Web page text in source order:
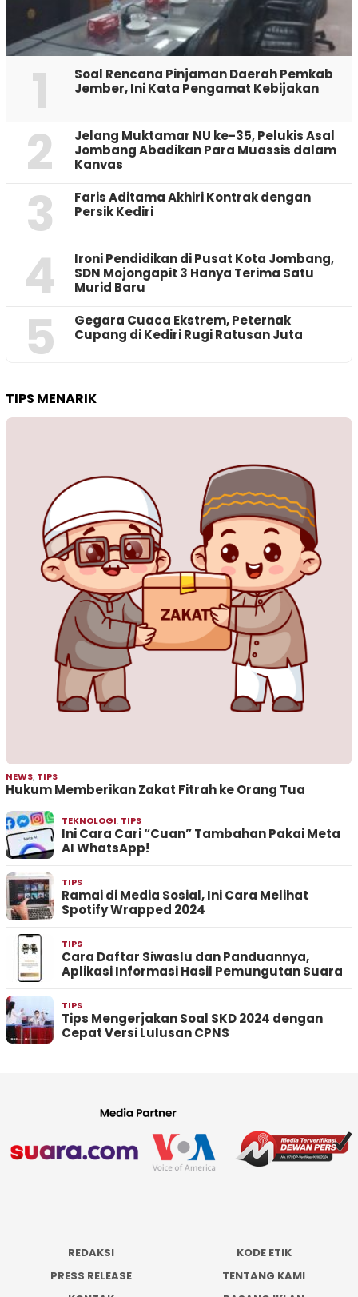
1
‎Soal Rencana Pinjaman Daerah Pemkab
Jember, Ini Kata Pengamat Kebijakan ‎
2
Jelang Muktamar NU ke-35, Pelukis Asal
Jombang Abadikan Para Muassis dalam
Kanvas
3
Faris Aditama Akhiri Kontrak dengan
Persik Kediri
4
Ironi Pendidikan di Pusat Kota Jombang,
SDN Mojongapit 3 Hanya Terima Satu
Murid Baru
5
‎Gegara Cuaca Ekstrem, Peternak
Cupang di Kediri Rugi Ratusan Juta
TIPS MENARIK
NEWS, TIPS
Hukum Memberikan Zakat Fitrah ke Orang Tua
TEKNOLOGI, TIPS
Ini Cara Cari “Cuan” Tambahan Pakai Meta
AI WhatsApp!
TIPS
Ramai di Media Sosial, Ini Cara Melihat
Spotify Wrapped 2024
TIPS
Cara Daftar Siwaslu dan Panduannya,
Aplikasi Informasi Hasil Pemungutan Suara
TIPS
Tips Mengerjakan Soal SKD 2024 dengan
Cepat Versi Lulusan CPNS
REDAKSI
KODE ETIK
PRESS RELEASE
TENTANG KAMI